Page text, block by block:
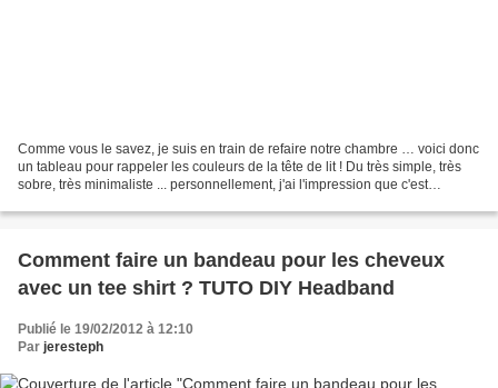
Comme vous le savez, je suis en train de refaire notre chambre … voici donc
un tableau pour rappeler les couleurs de la tête de lit ! Du très simple, très
sobre, très minimaliste ... personnellement, j'ai l'impression que c'est
Comment faire un bandeau pour les cheveux
avec un tee shirt ? TUTO DIY Headband
Publié le 19/02/2012 à 12:10
Par jeresteph